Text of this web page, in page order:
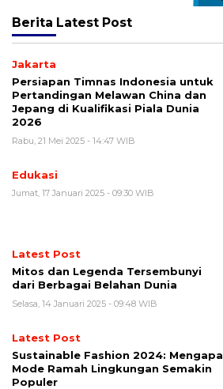
Berita Latest Post
Jakarta
Persiapan Timnas Indonesia untuk
Pertandingan Melawan China dan
Jepang di Kualifikasi Piala Dunia
2026
Rabu, 21 Mei 2025 - 14:47 WIB
Edukasi
Jumat, 17 Januari 2025 - 09:30 WIB
Latest Post
Mitos dan Legenda Tersembunyi
dari Berbagai Belahan Dunia
Selasa, 14 Januari 2025 - 09:48 WIB
Latest Post
Sustainable Fashion 2024: Mengapa
Mode Ramah Lingkungan Semakin
Populer